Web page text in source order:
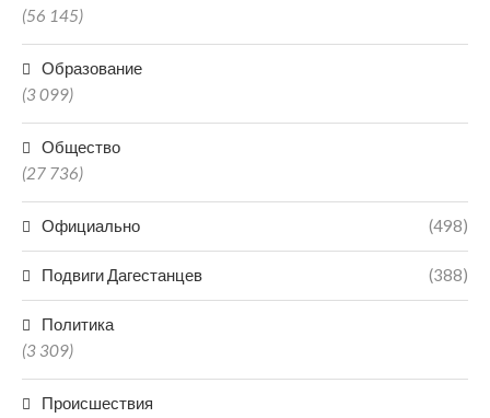
(56 145)
Образование
(3 099)
Общество
(27 736)
Официально (498)
Подвиги Дагестанцев (388)
Политика
(3 309)
Происшествия